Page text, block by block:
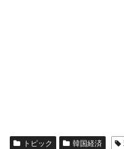
Fact1 セレクトセール
トピック 韓国経済